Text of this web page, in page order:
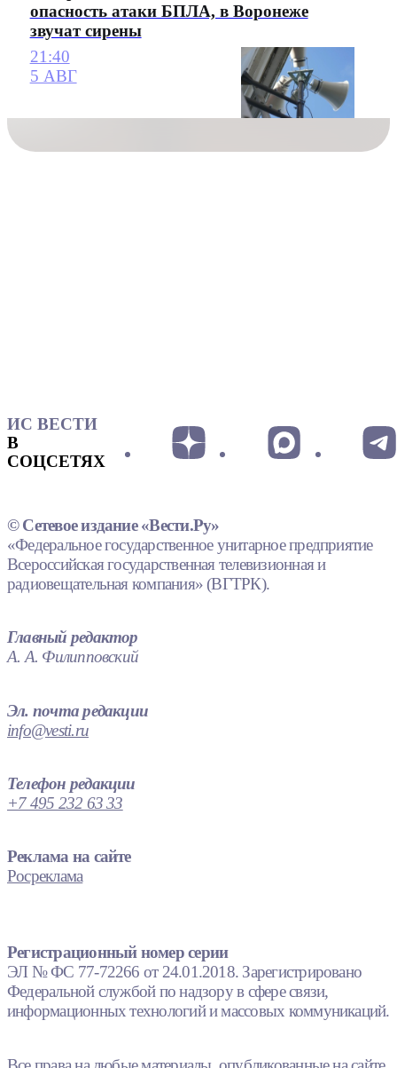
опасность атаки БПЛА, в Воронеже
звучат сирены
21:40
5 АВГ
ИС ВЕСТИ
В
СОЦСЕТЯХ
© Сетевое издание «Вести.Ру»
«Федеральное государственное унитарное предприятие
Всероссийская государственная телевизионная и
радиовещательная компания» (ВГТРК).
Главный редактор
А. А. Филипповский
Эл. почта редакции
info@vesti.ru
Телефон редакции
+7 495 232 63 33
Реклама на сайте
Росреклама
Регистрационный номер серии
ЭЛ № ФС 77-72266 от 24.01.2018. Зарегистрировано
Федеральной службой по надзору в сфере связи,
информационных технологий и массовых коммуникаций.